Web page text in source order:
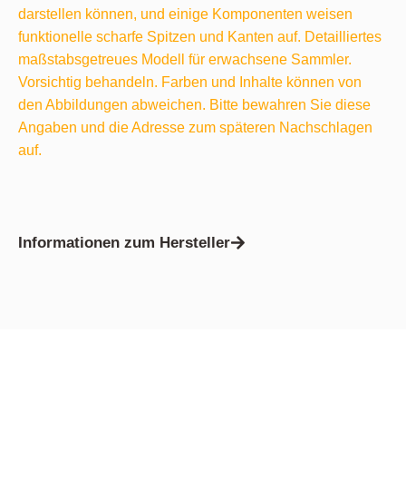
darstellen können, und einige Komponenten weisen
funktionelle scharfe Spitzen und Kanten auf. Detailliertes
maßstabsgetreues Modell für erwachsene Sammler.
Vorsichtig behandeln. Farben und Inhalte können von
den Abbildungen abweichen. Bitte bewahren Sie diese
Angaben und die Adresse zum späteren Nachschlagen
auf.
Informationen zum Hersteller